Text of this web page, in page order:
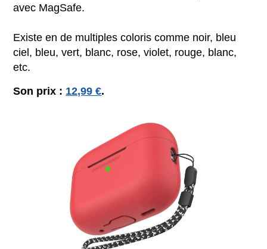
avec MagSafe.
Existe en de multiples coloris comme noir, bleu
ciel, bleu, vert, blanc, rose, violet, rouge, blanc,
etc.
Son prix : 12,99 €.